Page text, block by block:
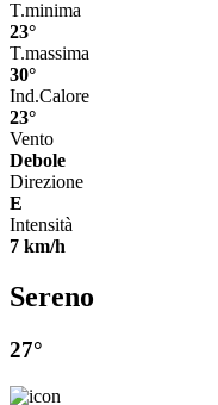
T.minima
23°
T.massima
30°
Ind.Calore
23°
Vento
Debole
Direzione
E
Intensità
7 km/h
Sereno
27°